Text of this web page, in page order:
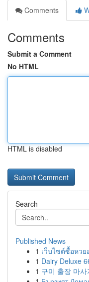
Comments
Comments
Submit a Comment
No HTML
HTML is disabled
Search
Published News
1 เว็บไซต์ซื้อหว
1 Dairy Deluxe
1 구미 출장 마